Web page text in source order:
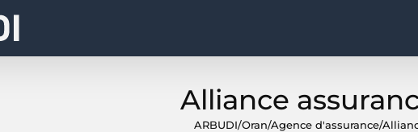
Alliance
ARBUDI/Oran/Agence d'assurance/